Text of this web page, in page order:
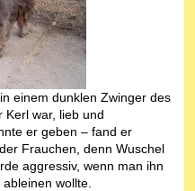
einem dunklen Zwinger des
Kerl war, lieb und
er geben – fand er
Frauchen, denn Wuschel
aggressiv, wenn man ihn
wollte.